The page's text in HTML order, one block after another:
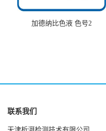
加德纳比色液 色号2
联系我们